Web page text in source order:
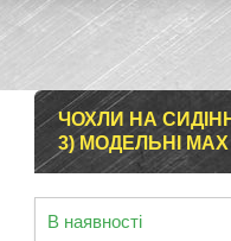
ЧОХЛИ НА
3) МОДЕЛЬНІ
В наявності